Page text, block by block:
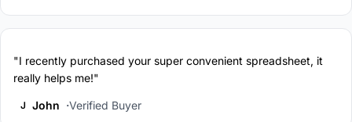
"I recently purchased your super convenient spreadsheet, it
really helps me!"
J John Verified Buyer